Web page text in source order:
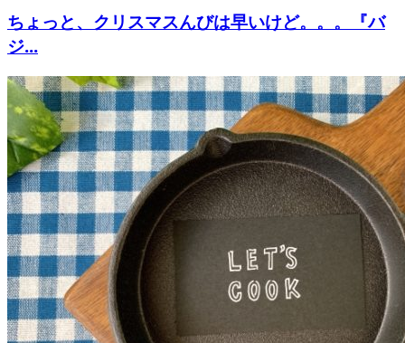
ちょっと、クリスマスんびは早いけど。。。『バ
ジ...